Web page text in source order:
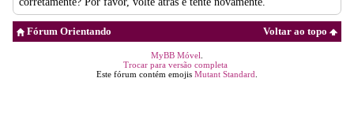
Voltar ao topo
Fórum Orientando
MyBB Móvel
Trocar para versão completa
Este fórum contém emojis Mutant Standard